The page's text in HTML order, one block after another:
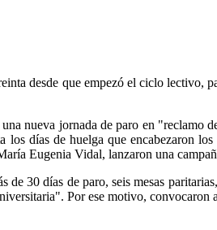
desde que empezó el ciclo lectivo,
nueva jornada de paro en
días de huelga que encabezaron
Eugenia Vidal, lanzaron una
30 días de paro, seis mesas
Por ese motivo,